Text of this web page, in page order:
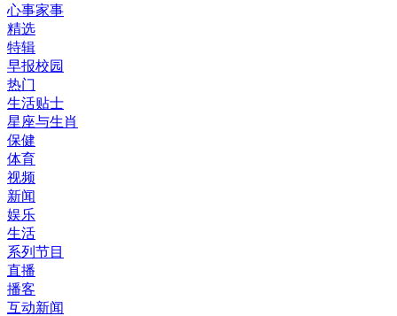
心事家事
精选
特辑
早报校园
热门
生活贴士
星座与生肖
保健
体育
视频
新闻
娱乐
生活
系列节目
直播
播客
互动新闻